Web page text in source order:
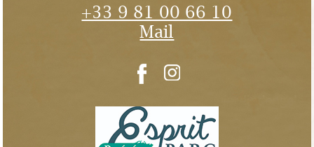
+33 9 81 00 66 10
Mail